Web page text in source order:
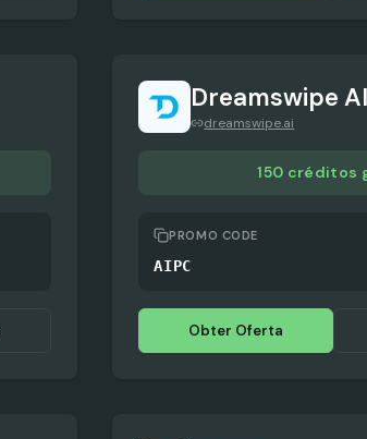
Dreamswipe AI
dreamswipe.ai
150 créditos
PROMO CODE
AIPC
Obter Oferta